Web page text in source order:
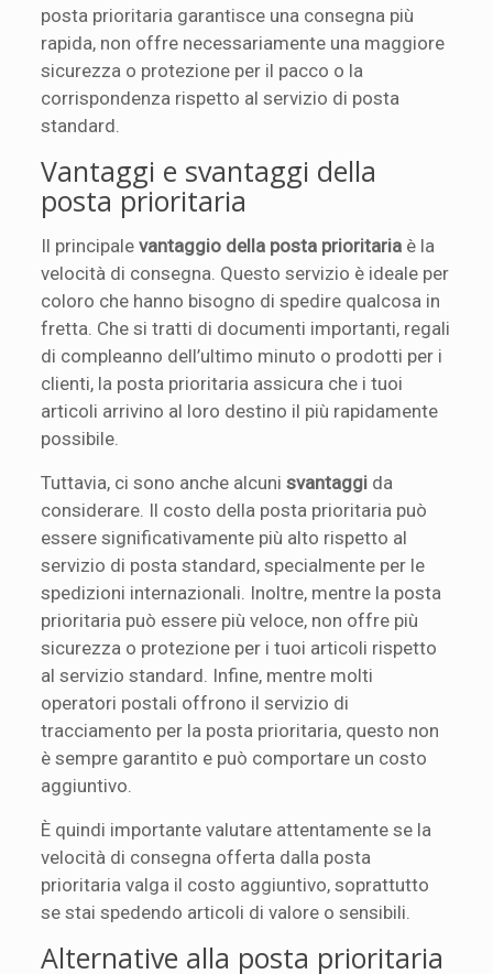
posta prioritaria garantisce una consegna più
rapida, non offre necessariamente una maggiore
sicurezza o protezione per il pacco o la
corrispondenza rispetto al servizio di posta
standard.
Vantaggi e svantaggi della
posta prioritaria
Il principalevantaggio della posta prioritaria è la
velocità di consegna. Questo servizio è ideale per
coloro che hanno bisogno di spedire qualcosa in
fretta. Che si tratti di documenti importanti, regali
di compleanno dell’ultimo minuto o prodotti per i
clienti, la posta prioritaria assicura che i tuoi
articoli arrivino al loro destino il più rapidamente
possibile.
Tuttavia, ci sono anche alcunisvantaggi da
considerare. Il costo della posta prioritaria può
essere significativamente più alto rispetto al
servizio di posta standard, specialmente per le
spedizioni internazionali. Inoltre, mentre la posta
prioritaria può essere più veloce, non offre più
sicurezza o protezione per i tuoi articoli rispetto
al servizio standard. Infine, mentre molti
operatori postali offrono il servizio di
tracciamento per la posta prioritaria, questo non
è sempre garantito e può comportare un costo
aggiuntivo.
È quindi importante valutare attentamente se la
velocità di consegna offerta dalla posta
prioritaria valga il costo aggiuntivo, soprattutto
se stai spedendo articoli di valore o sensibili.
Alternative alla posta prioritaria